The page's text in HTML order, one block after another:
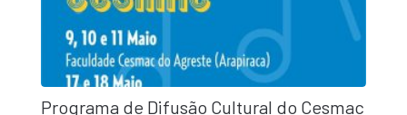
Programa de Difusão Cultural do Cesmac